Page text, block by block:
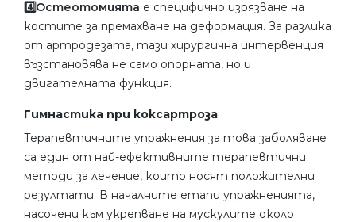
4️⃣Остеотомията е специфично изрязване на
костите за премахване на деформация. За разлика
от артродезата, тази хирургична интервенция
възстановява не само опорната, но и
двигателната функция.
Гимнастика при коксартроза
Терапевтичните упражнения за това заболяване
са един от най-ефективните терапевтични
методи за лечение, които носят положителни
резултати. В началните етапи упражненията,
насочени към укрепване на мускулите около